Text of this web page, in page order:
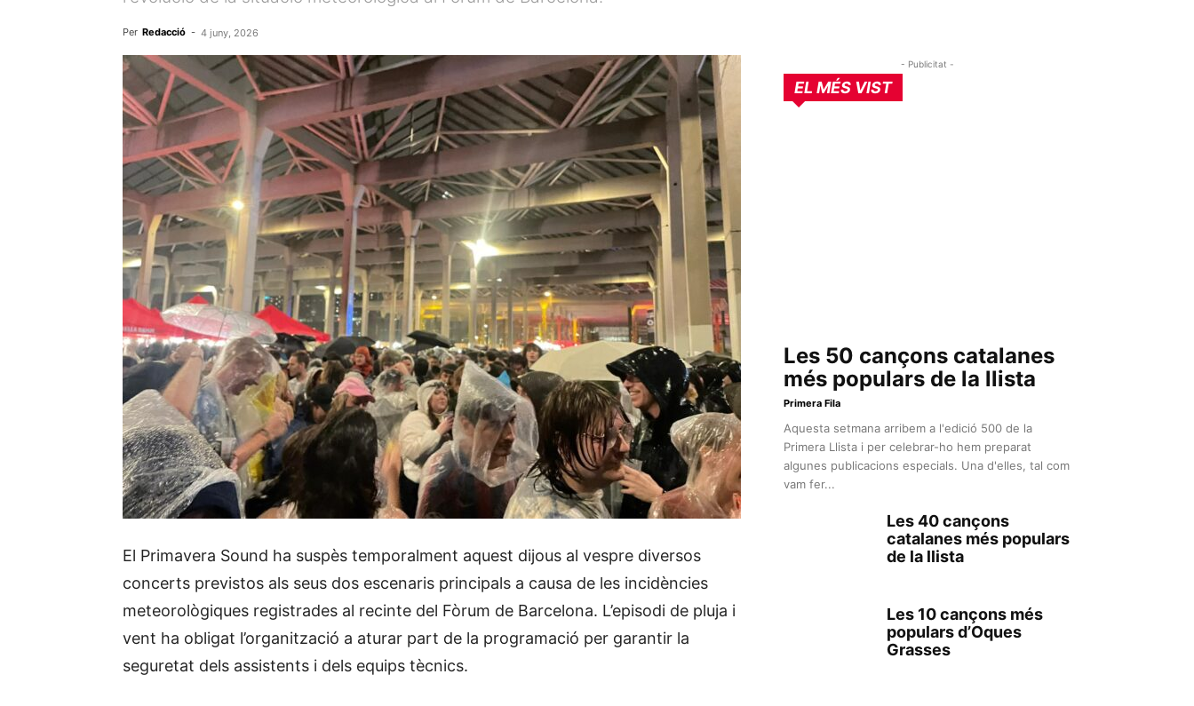
Per Redacció - 4 juny, 2026
El Primavera Sound ha suspès temporalment aquest dijous al vespre diversos
concerts previstos als seus dos escenaris principals a causa de les incidències
meteorològiques registrades al recinte del Fòrum de Barcelona. L’episodi de pluja i
vent ha obligat l’organització a aturar part de la programació per garantir la
seguretat dels assistents i dels equips tècnics.
- Publicitat -
EL MÉS VIST
Les 50 cançons catalanes
més populars de la llista
Primera Fila
Aquesta setmana arribem a l'edició 500 de la
Primera Llista i per celebrar-ho hem preparat
algunes publicacions especials. Una d'elles, tal com
vam fer...
Les 40 cançons
catalanes més populars
de la llista
Les 10 cançons més
populars d’Oques
Grasses